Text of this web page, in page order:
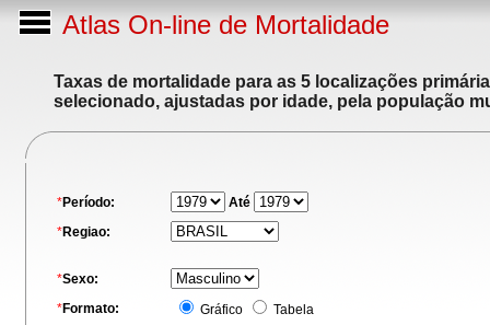
Atlas On-line de Mortalidade
Taxas de mortalidade para as 5 localizações
selecionado, ajustadas por idade, pela população
*Período:
Até
*Regiao:
*Sexo:
*Formato: Gráfico Tabela